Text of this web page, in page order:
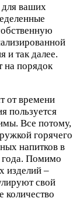
ваших
и так далее.
на порядок
от времени
пользуется
Все потому,
горячего
напитков в
года. Помимо
изделий –
свой
количество